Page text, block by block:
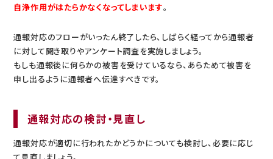
自浄作用がはたらかなくなってしまいます。
通報対応のフローがいったん終了したら、しばらく経ってから通報者
に対して聞き取りやアンケート調査を実施しましょう。
もしも通報後に何らかの被害を受けているなら、あらためて被害を
申し出るように通報者へ伝達すべきです。
通報対応の検討・見直し
通報対応が適切に行われたかどうかについても検討し、必要に応じ